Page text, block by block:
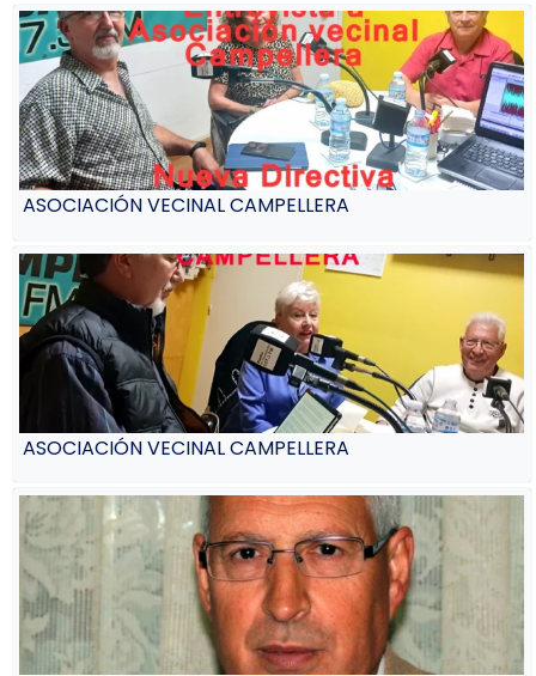
ASOCIACIÓN VECINAL CAMPELLERA
ASOCIACIÓN VECINAL CAMPELLERA